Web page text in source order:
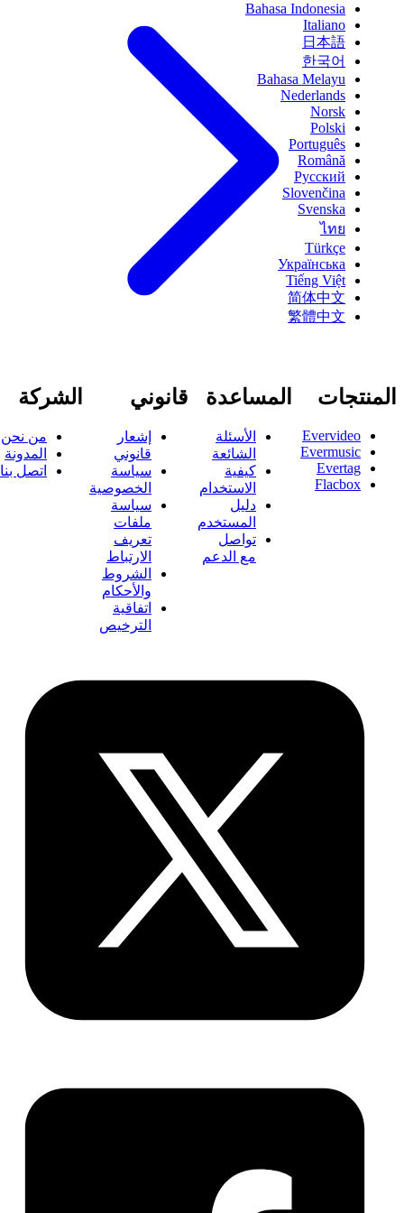
Bahasa Indonesia
Italiano
日本語
한국어
Bahasa Melayu
Nederlands
Norsk
Polski
Português
Română
Русский
Slovenčina
Svenska
ไทย
Türkçe
Українська
Tiếng Việt
简体中文
繁體中文
المنتجات
Evervideo
Evermusic
Evertag
Flacbox
المساعدة
الأسئلة
الشائعة
كيفية
الاستخدام
دليل
المستخدم
تواصل
مع الدعم
قانوني
إشعار
قانوني
سياسة
الخصوصية
سياسة
ملفات
تعريف
الارتباط
الشروط
والأحكام
اتفاقية
الترخيص
الشركة
من نحن
المدونة
اتصل بنا